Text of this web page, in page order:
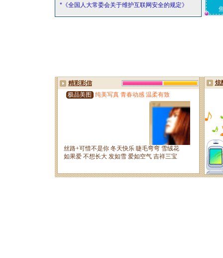
*《全国人大常委会关于维护互联网安全的规定》